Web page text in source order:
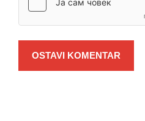
OSTAVI KOMENTAR